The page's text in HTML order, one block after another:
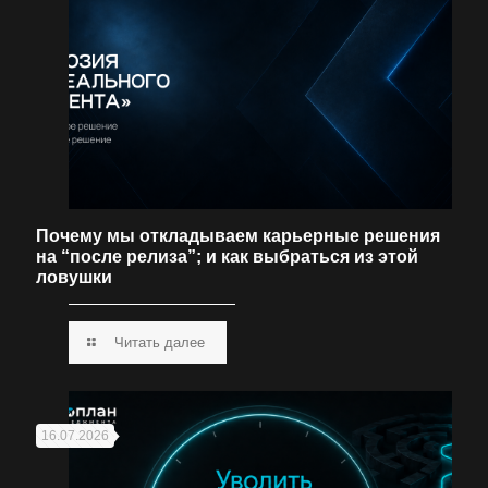
Почему мы откладываем карьерные решения
на “после релиза”; и как выбраться из этой
ловушки
Читать далее
16.07.2026